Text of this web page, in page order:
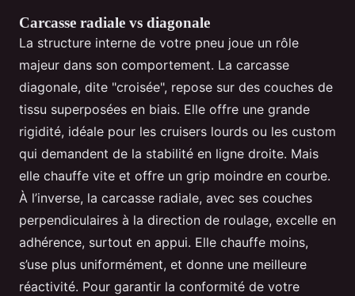
Carcasse radiale vs diagonale
La structure interne de votre pneu joue un rôle
majeur dans son comportement. La carcasse
diagonale, dite "croisée", repose sur des couches de
tissu superposées en biais. Elle offre une grande
rigidité, idéale pour les cruisers lourds ou les custom
qui demandent de la stabilité en ligne droite. Mais
elle chauffe vite et offre un grip moindre en courbe.
À l’inverse, la carcasse radiale, avec ses couches
perpendiculaires à la direction de roulage, excelle en
adhérence, surtout en appui. Elle chauffe moins,
s’use plus uniformément, et donne une meilleure
réactivité. Pour garantir la conformité de votre